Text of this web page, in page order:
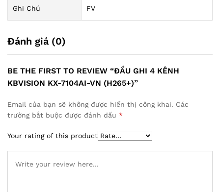
Ghi Chú FV
Đánh giá (0)
BE THE FIRST TO REVIEW “ĐẦU GHI 4 KÊNH
KBVISION KX-7104AI-VN (H265+)”
Email của bạn sẽ không được hiển thị công khai. Các
trường bắt buộc được đánh dấu *
Your rating of this product